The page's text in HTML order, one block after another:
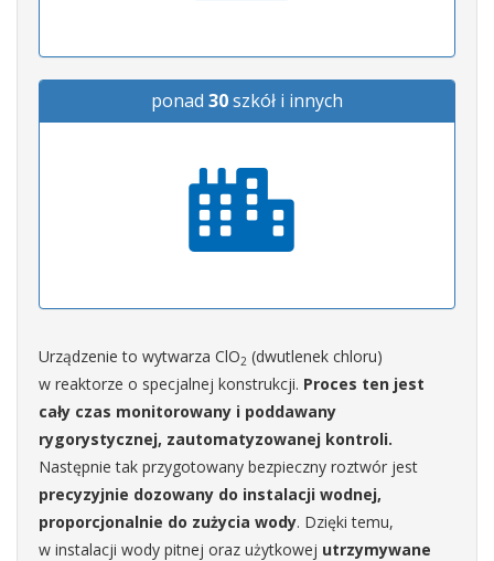
ponad 30szkół i innych
Urządzenie to wytwarza ClO2 (dwutlenek chloru)
w reaktorze o specjalnej konstrukcji. Proces ten jest
cały czas monitorowany i poddawany
rygorystycznej, zautomatyzowanej kontroli.
Następnie tak przygotowany bezpieczny roztwór jest
precyzyjnie dozowany do instalacji wodnej,
proporcjonalnie do zużycia wody. Dzięki temu,
w instalacji wody pitnej oraz użytkowej utrzymywane